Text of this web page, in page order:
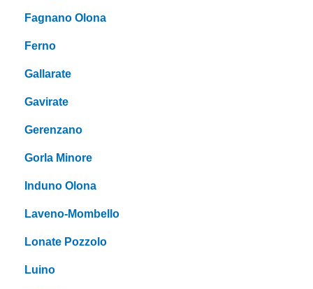
Fagnano Olona
Ferno
Gallarate
Gavirate
Gerenzano
Gorla Minore
Induno Olona
Laveno-Mombello
Lonate Pozzolo
Luino